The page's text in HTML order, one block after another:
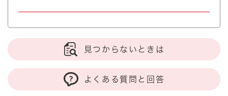
見つからないときは
よくある質問と回答